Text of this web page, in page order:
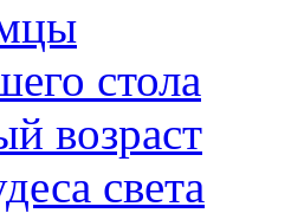
стола
возраст
света